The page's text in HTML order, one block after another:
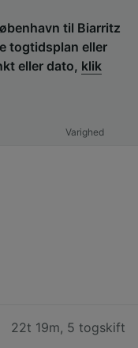
til Biarritz
togtidsplan eller
eller dato, klik
Varighed
22t 19m, 5 togskift